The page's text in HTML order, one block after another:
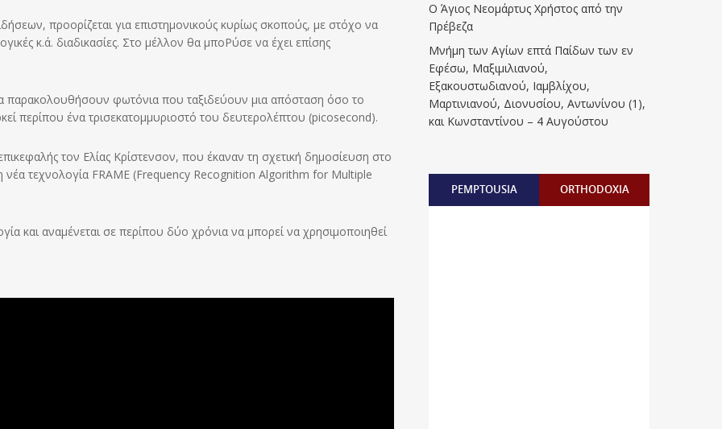
προορίζεται για επιστημονικούς κυρίως σκοπούς, με στόχο να
κ.ά. διαδικασίες. Στο μέλλον θα μποΡύσε να έχει επίσης
παρακολουθήσουν φωτόνια που ταξιδεύουν μια απόσταση όσο το
περίπου ένα τρισεκατομμυριοστό του δευτερολέπτου (picosecond).
τον Ελίας Κρίστενσον, που έκαναν τη σχετική δημοσίευση στο
τεχνολογία FRAME (Frequency Recognition Algorithm for Multiple
και αναμένεται σε περίπου δύο χρόνια να μπορεί να χρησιμοποιηθεί
Ο Άγιος Νεομάρτυς Χρήστος από την
Πρέβεζα
Μνήμη των Aγίων επτά Παίδων των εν
Eφέσω, Mαξιμιλιανού,
Eξακουστωδιανού, Iαμβλίχου,
Mαρτινιανού, Διονυσίου, Aντωνίνου (1),
και Kωνσταντίνου – 4 Αυγούστου
PEMPTOUSIA ORTHODOXIA